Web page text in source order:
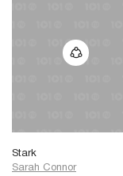
Stark
Sarah Connor